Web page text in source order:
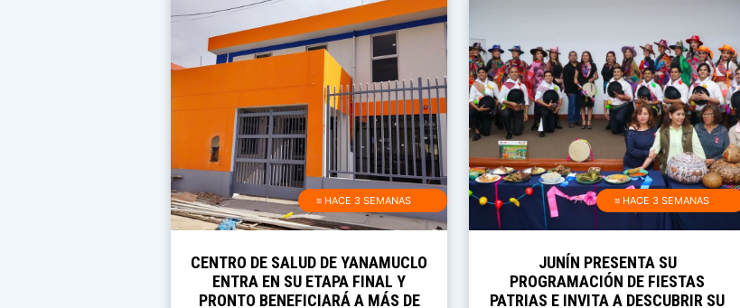
≡ HACE 3 SEMANAS
CENTRO DE SALUD DE YANAMUCLO
ENTRA EN SU ETAPA FINAL Y
PRONTO BENEFICIARÁ A MÁS DE
≡ HACE 3 SEMANAS
JUNÍN PRESENTA SU
PROGRAMACIÓN DE FIESTAS
PATRIAS E INVITA A DESCUBRIR SU